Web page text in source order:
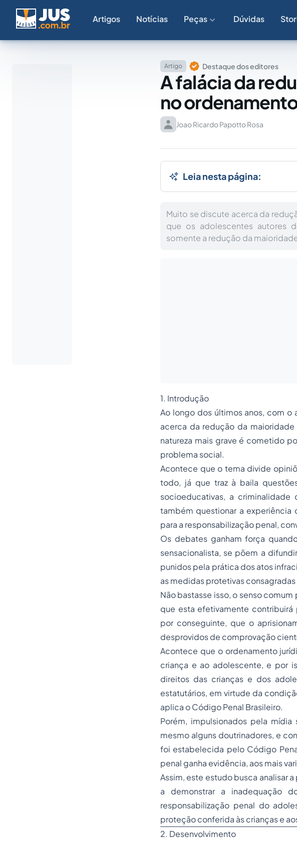
Artigos Notícias Peças Dúvidas
Artigo Destaque dos editores
A falácia da
no
Joao Ricardo Papotto Rosa
Leia nesta página:
Muito se discute acerca da
que os adolescentes autores
somente a redução da
1. Introdução
​Ao longo dos últimos anos, com
acerca da redução da
natureza mais grave é cometido
problema social.
​Acontece que o tema divide
todo, já que traz à baila
socioeducativas, a
também questionar a experiência
para a responsabilização penal,
Os debates ganham força
sensacionalista, se põem a
punidos pela prática dos atos
as medidas protetivas
Não bastasse isso, o senso
que esta efetivamente
por conseguinte, que o
desprovidos de comprovação
Acontece que o ordenamento
criança e ao adolescente, e por
direitos das crianças e dos
estatutários, em virtude da
aplica o Código Penal Brasileiro.
Porém, impulsionados pela
mesmo alguns doutrinadores, e
foi estabelecida pelo Código
penal ganha evidência, aos mais
Assim, este estudo busca analisar
a demonstrar a inadequação
responsabilização penal do
proteção conferida às crianças e
2. Desenvolvimento